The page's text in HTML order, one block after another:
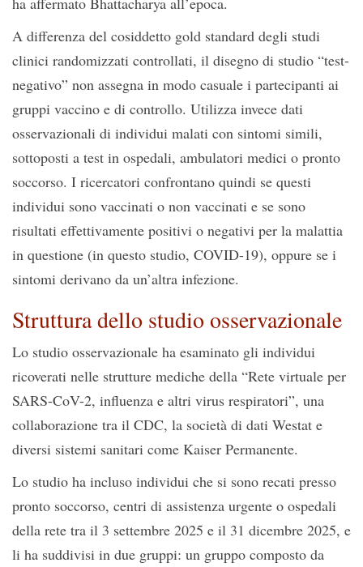
A differenza del cosiddetto gold standard degli studi
clinici randomizzati controllati, il disegno di studio “test-
negativo” non assegna in modo casuale i partecipanti ai
gruppi vaccino e di controllo. Utilizza invece dati
osservazionali di individui malati con sintomi simili,
sottoposti a test in ospedali, ambulatori medici o pronto
soccorso. I ricercatori confrontano quindi se questi
individui sono vaccinati o non vaccinati e se sono
risultati effettivamente positivi o negativi per la malattia
in questione (in questo studio, COVID-19), oppure se i
sintomi derivano da un’altra infezione.
Struttura dello studio osservazionale
Lo studio osservazionale ha esaminato gli individui
ricoverati nelle strutture mediche della “Rete virtuale per
SARS-CoV-2, influenza e altri virus respiratori”, una
collaborazione tra il CDC, la società di dati Westat e
diversi sistemi sanitari come Kaiser Permanente.
Lo studio ha incluso individui che si sono recati presso
pronto soccorso, centri di assistenza urgente o ospedali
della rete tra il 3 settembre 2025 e il 31 dicembre 2025, e
li ha suddivisi in due gruppi: un gruppo composto da